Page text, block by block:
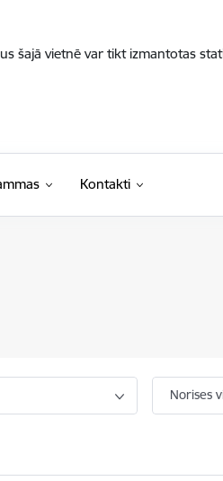
šajā vietnē var tikt izmantotas
Kontakti
Norises